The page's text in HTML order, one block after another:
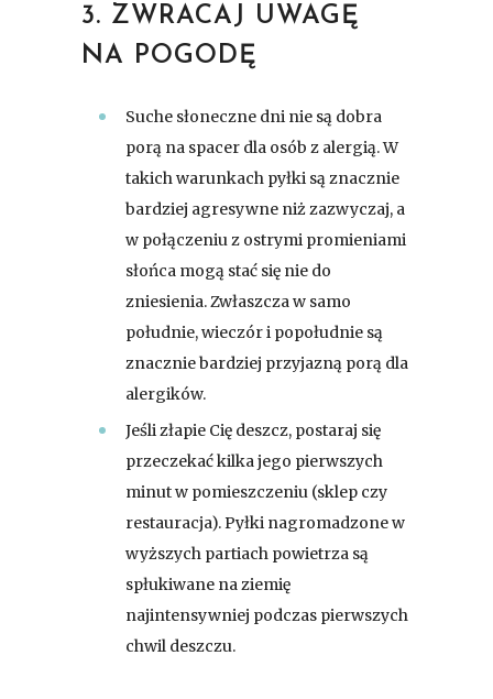
3. ZWRACAJ UWAGĘ
NA POGODĘ
Suche słoneczne dni nie są dobra
porą na spacer dla osób z alergią. W
takich warunkach pyłki są znacznie
bardziej agresywne niż zazwyczaj, a
w połączeniu z ostrymi promieniami
słońca mogą stać się nie do
zniesienia. Zwłaszcza w samo
południe, wieczór i popołudnie są
znacznie bardziej przyjazną porą dla
alergików.
Jeśli złapie Cię deszcz, postaraj się
przeczekać kilka jego pierwszych
minut w pomieszczeniu (sklep czy
restauracja). Pyłki nagromadzone w
wyższych partiach powietrza są
spłukiwane na ziemię
najintensywniej podczas pierwszych
chwil deszczu.